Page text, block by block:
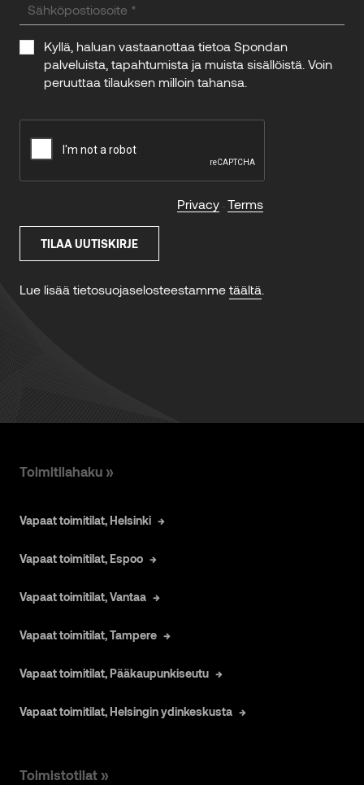
Toimitilahaku »
Vapaat toimitilat, Helsinki
Vapaat toimitilat, Espoo
Vapaat toimitilat, Vantaa
Vapaat toimitilat, Tampere
Vapaat toimitilat, Pääkaupunkiseutu
Vapaat toimitilat, Helsingin ydinkeskusta
Toimistotilat »